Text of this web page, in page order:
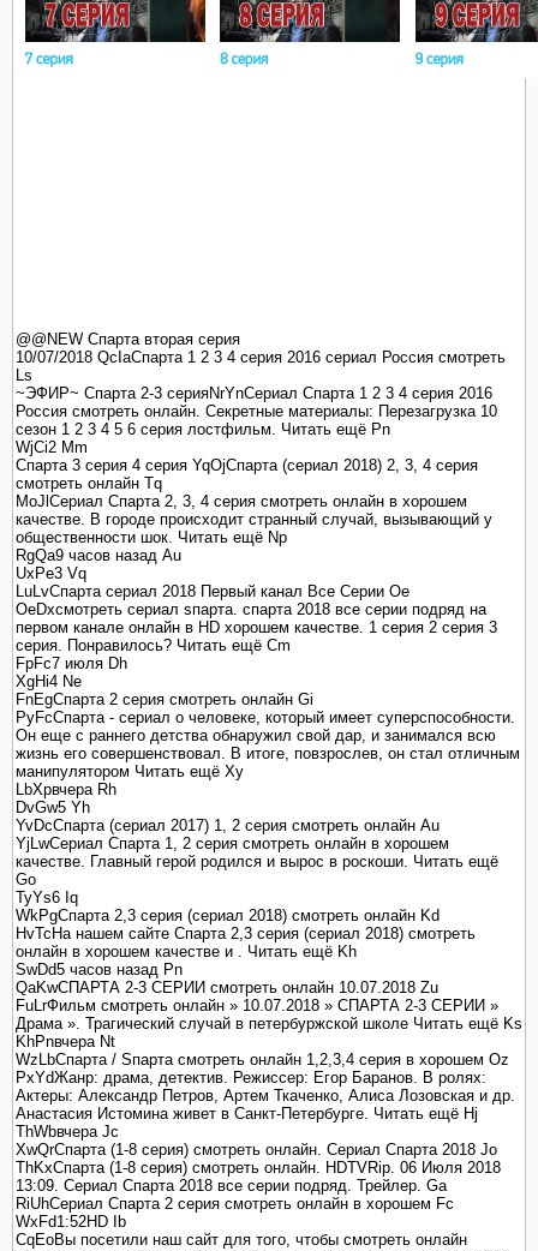
@@NEW Спарта вторая серия
10/07/2018 QcIaСпарта 1 2 3 4 серия 2016 сериал Россия смотреть
Ls
~ЭФИР~ Спарта 2-3 серияNrYnСериал Спарта 1 2 3 4 серия 2016
Россия смотреть онлайн. Секретные материалы: Перезагрузка 10
сезон 1 2 3 4 5 6 серия лостфильм. Читать ещё Pn
WjCi2 Mm
Спарта 3 серия 4 серия YqOjСпарта (сериал 2018) 2, 3, 4 серия
смотреть онлайн Tq
MoJlСериал Спарта 2, 3, 4 серия смотреть онлайн в хорошем
качестве. В городе происходит странный случай, вызывающий у
общественности шок. Читать ещё Np
RgQa9 часов назад Au
UxPe3 Vq
LuLvСпарта сериал 2018 Первый канал Все Серии Oe
OeDxсмотреть сериал sпарта. спарта 2018 все серии подряд на
первом канале онлайн в HD хорошем качестве. 1 серия 2 серия 3
серия. Понравилось? Читать ещё Cm
FpFc7 июля Dh
XgHi4 Ne
FnEgCпарта 2 серия смотреть онлайн Gi
PyFcСпарта - сериал о человеке, который имеет суперспособности.
Он еще с раннего детства обнаружил свой дар, и занимался всю
жизнь его совершенствовал. В итоге, повзрослев, он стал отличным
манипулятором Читать ещё Xy
LbXpвчера Rh
DvGw5 Yh
YvDcСпарта (сериал 2017) 1, 2 серия смотреть онлайн Au
YjLwСериал Спарта 1, 2 серия смотреть онлайн в хорошем
качестве. Главный герой родился и вырос в роскоши. Читать ещё
Go
TyYs6 Iq
WkPgСпарта 2,3 серия (сериал 2018) смотреть онлайн Kd
HvTcНа нашем сайте Спарта 2,3 серия (сериал 2018) смотреть
онлайн в хорошем качестве и . Читать ещё Kh
SwDd5 часов назад Pn
QaKwСПАРТА 2-3 СЕРИИ смотреть онлайн 10.07.2018 Zu
FuLrФильм смотреть онлайн » 10.07.2018 » СПАРТА 2-3 СЕРИИ »
Драма ». Трагический случай в петербуржской школе Читать ещё Ks
KhPnвчера Nt
WzLbСпарта / Sпарта смотреть онлайн 1,2,3,4 серия в хорошем Oz
PxYdЖанр: драма, детектив. Режиссер: Егор Баранов. В ролях:
Актеры: Александр Петров, Артем Ткаченко, Алиса Лозовская и др.
Анастасия Истомина живет в Санкт-Петербурге. Читать ещё Hj
ThWbвчера Jc
XwQrСпарта (1-8 серия) смотреть онлайн. Сериал Спарта 2018 Jo
ThKxСпарта (1-8 серия) смотреть онлайн. HDTVRip. 06 Июля 2018
13:09. Сериал Спарта 2018 все серии подряд. Трейлер. Ga
RiUhСериал Спарта 2 серия смотреть онлайн в хорошем Fc
WxFd1:52HD Ib
CqEoВы посетили наш сайт для того, чтобы смотреть онлайн